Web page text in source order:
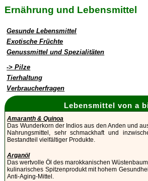
Ernährung und Lebensmittel
Gesunde Lebensmittel
Exotische Früchte
Genussmittel und Spezialitäten
-> Pilze
Tierhaltung
Verbraucherfragen
Lebensmittel von a
Amaranth & Quinoa
Das Wunderkorn der Indios aus den Anden und
Nahrungsmittel, sehr schmackhaft und
Bestandteil vielfältiger Produkte.
Arganöl
Das wertvolle Öl des marokkanischen
kulinarisches Spitzenprodukt mit hohem
Anti-Aging-Mittel.